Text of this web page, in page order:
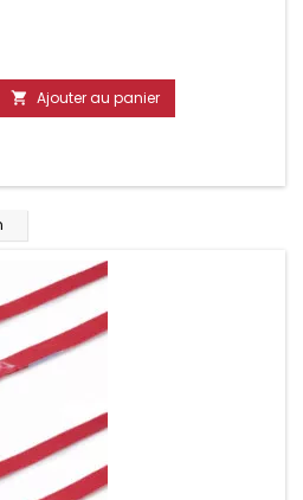
la galerie en moins d’une
 Ajouter au panier